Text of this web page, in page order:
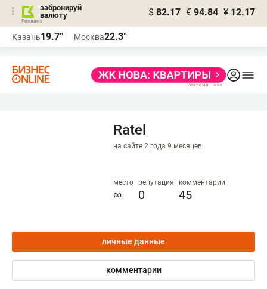
забронируй
валюту
$ 82.17 € 94.84 ¥ 12.17
Казань19.7° Москва22.3°
Ratel
на сайте 2 года 9 месяцев
место
∞
репутация
0
комментарии
45
личные данные
комментарии